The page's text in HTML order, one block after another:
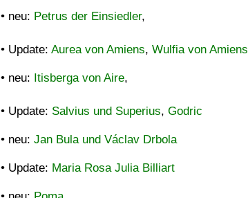
• neu: Petrus der Einsiedler,
• Update: Aurea von Amiens, Wulfia von Amiens
• neu: Itisberga von Aire,
• Update: Salvius und Superius, Godric
• neu: Jan Bula und Václav Drbola
• Update: Maria Rosa Julia Billiart